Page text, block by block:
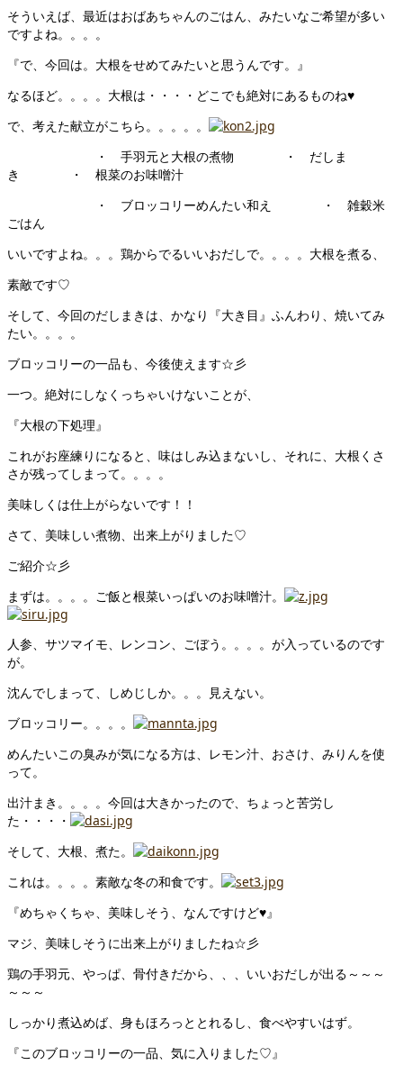
そういえば、最近はおばあちゃんのごはん、みたいなご希望が多い
ですよね。。。。
『で、今回は。大根をせめてみたいと思うんです。』
なるほど。。。。大根は・・・・どこでも絶対にあるものね♥
で、考えた献立がこちら。。。。。
・ 手羽元と大根の煮物 ・ だしま
き ・ 根菜のお味噌汁
・ ブロッコリーめんたい和え ・ 雑穀米
ごはん
いいですよね。。。鶏からでるいいおだしで。。。。大根を煮る、
素敵です♡
そして、今回のだしまきは、かなり『大き目』ふんわり、焼いてみ
たい。。。。
ブロッコリーの一品も、今後使えます☆彡
一つ。絶対にしなくっちゃいけないことが、
『大根の下処理』
これがお座練りになると、味はしみ込まないし、それに、大根くさ
さが残ってしまって。。。。
美味しくは仕上がらないです！！
さて、美味しい煮物、出来上がりました♡
ご紹介☆彡
まずは。。。。ご飯と根菜いっぱいのお味噌汁。
人参、サツマイモ、レンコン、ごぼう。。。。が入っているのです
が。
沈んでしまって、しめじしか。。。見えない。
ブロッコリー。。。。
めんたいこの臭みが気になる方は、レモン汁、おさけ、みりんを使
って。
出汁まき。。。。今回は大きかったので、ちょっと苦労し
た・・・・
そして、大根、煮た。
これは。。。。素敵な冬の和食です。
『めちゃくちゃ、美味しそう、なんですけど♥』
マジ、美味しそうに出来上がりましたね☆彡
鶏の手羽元、やっぱ、骨付きだから、、、いいおだしが出る～～～
～～～
しっかり煮込めば、身もほろっととれるし、食べやすいはず。
『このブロッコリーの一品、気に入りました♡』